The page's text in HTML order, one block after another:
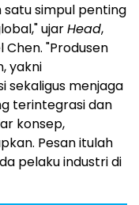
satu simpul penting
ujarHead,
Chen. "Produsen
yakni
sekaligus menjaga
terintegrasi dan
konsep,
Pesan itulah
pelaku industri di